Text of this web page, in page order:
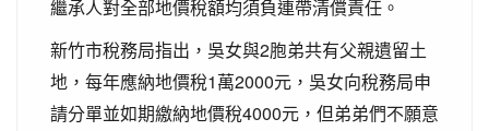
繼承人對全部地價稅額均須負連帶清償責任。
新竹市稅務局指出，吳女與2胞弟共有父親遺留土
地，每年應納地價稅1萬2000元，吳女向稅務局申
請分單並如期繳納地價稅4000元，但弟弟們不願意